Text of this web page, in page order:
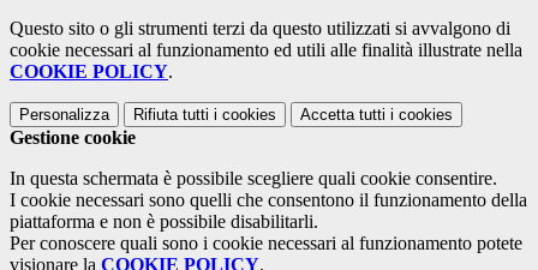
Questo sito o gli strumenti terzi da questo utilizzati si avvalgono di
cookie necessari al funzionamento ed utili alle finalità illustrate nella
COOKIE POLICY.
Personalizza Rifiuta tutti i cookies Accetta tutti i cookies
Gestione cookie
In questa schermata è possibile scegliere quali cookie consentire.
I cookie necessari sono quelli che consentono il funzionamento della
piattaforma e non è possibile disabilitarli.
Per conoscere quali sono i cookie necessari al funzionamento potete
visionare la COOKIE POLICY.